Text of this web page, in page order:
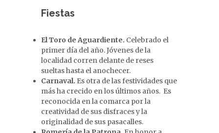
Fiestas
El Toro de Aguardiente. Celebrado el
primer día del año. Jóvenes de la
localidad corren delante de reses
sueltas hasta el anochecer.
Carnaval. Es otra de las festividades que
más ha crecido en los últimos años. Es
reconocida en la comarca por la
creatividad de sus disfraces y la
originalidad de sus pasacalles.